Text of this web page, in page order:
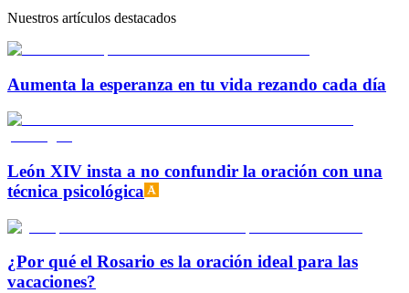
Nuestros artículos destacados
Aumenta la esperanza en tu vida rezando cada día
León XIV insta a no confundir la oración con una
técnica psicológica
¿Por qué el Rosario es la oración ideal para las
vacaciones?